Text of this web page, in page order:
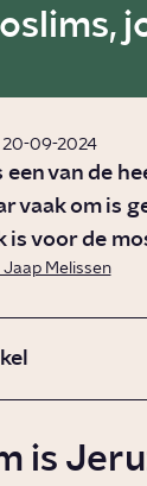
20-09-2024
een van de
vaak om is
is voor de
Jaap Melissen
is